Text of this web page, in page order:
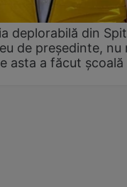
deplorabilă din
de președinte, nu
asta a făcut școală